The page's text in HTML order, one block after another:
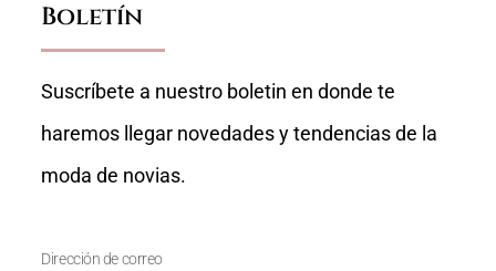
Boletín
Suscríbete a nuestro boletin en donde te
haremos llegar novedades y tendencias de la
moda de novias.